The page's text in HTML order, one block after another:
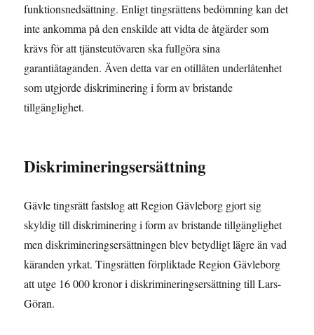
funktionsnedsättning. Enligt tingsrättens bedömning kan det
inte ankomma på den enskilde att vidta de åtgärder som
krävs för att tjänsteutövaren ska fullgöra sina
garantiåtaganden. Även detta var en otillåten underlåtenhet
som utgjorde diskriminering i form av bristande
tillgänglighet.
Diskrimineringsersättning
Gävle tingsrätt fastslog att Region Gävleborg gjort sig
skyldig till diskriminering i form av bristande tillgänglighet
men diskrimineringsersättningen blev betydligt lägre än vad
käranden yrkat. Tingsrätten förpliktade Region Gävleborg
att utge 16 000 kronor i diskrimineringsersättning till Lars-
Göran.